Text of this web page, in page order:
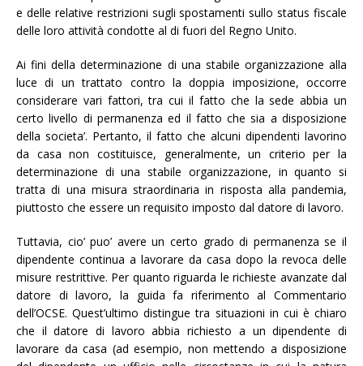
e delle relative restrizioni sugli spostamenti sullo status fiscale
delle loro attività condotte al di fuori del Regno Unito.
Ai fini della determinazione di una stabile organizzazione alla
luce di un trattato contro la doppia imposizione, occorre
considerare vari fattori, tra cui il fatto che la sede abbia un
certo livello di permanenza ed il fatto che sia a disposizione
della societa’. Pertanto, il fatto che alcuni dipendenti lavorino
da casa non costituisce, generalmente, un criterio per la
determinazione di una stabile organizzazione, in quanto si
tratta di una misura straordinaria in risposta alla pandemia,
piuttosto che essere un requisito imposto dal datore di lavoro.
Tuttavia, cio’ puo’ avere un certo grado di permanenza se il
dipendente continua a lavorare da casa dopo la revoca delle
misure restrittive. Per quanto riguarda le richieste avanzate dal
datore di lavoro, la guida fa riferimento al Commentario
dell’OCSE. Quest’ultimo distingue tra situazioni in cui è chiaro
che il datore di lavoro abbia richiesto a un dipendente di
lavorare da casa (ad esempio, non mettendo a disposizione